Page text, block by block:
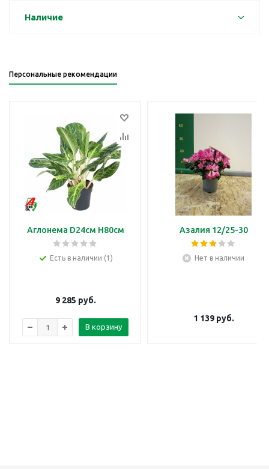
Наличие
Персональные рекомендации
Аглонема D24см H80см
Есть в наличии (1)
9 285 руб.
В корзину
Азалия 12/25-30
Нет в наличии
1 139руб.